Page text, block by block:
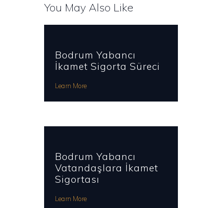
You May Also Like
Bodrum Yabancı
İkamet Sigorta Süreci
Learn More
Bodrum Yabancı
Vatandaşlara İkamet
Sigortası
Learn More